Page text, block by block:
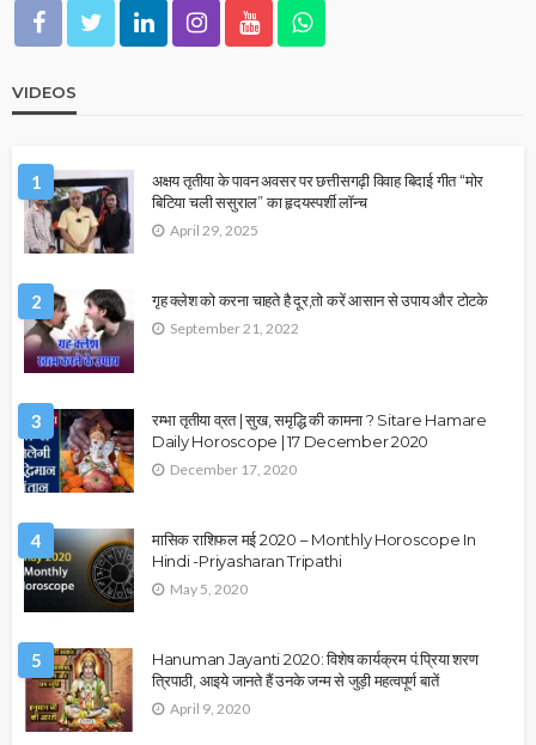
VIDEOS
1
अक्षय तृतीया के पावन अवसर पर छत्तीसगढ़ी विवाह बिदाई गीत “मोर
बिटिया चली ससुराल” का हृदयस्पर्शी लॉन्च
April 29, 2025
2 गृह क्लेश को करना चाहते है दूर,तो करें आसान से उपाय और टोटके
September 21, 2022
3
रम्भा तृतीया व्रत | सुख, समृद्धि की कामना ? Sitare Hamare
Daily Horoscope | 17 December 2020
December 17, 2020
4
मासिक राशिफल मई 2020 – Monthly Horoscope In
Hindi -Priyasharan Tripathi
May 5, 2020
5
Hanuman Jayanti 2020: विशेष कार्यक्रम पं.प्रिया शरण
त्रिपाठी, आइये जानते हैं उनके जन्म से जुड़ी महत्वपूर्ण बातें
April 9, 2020